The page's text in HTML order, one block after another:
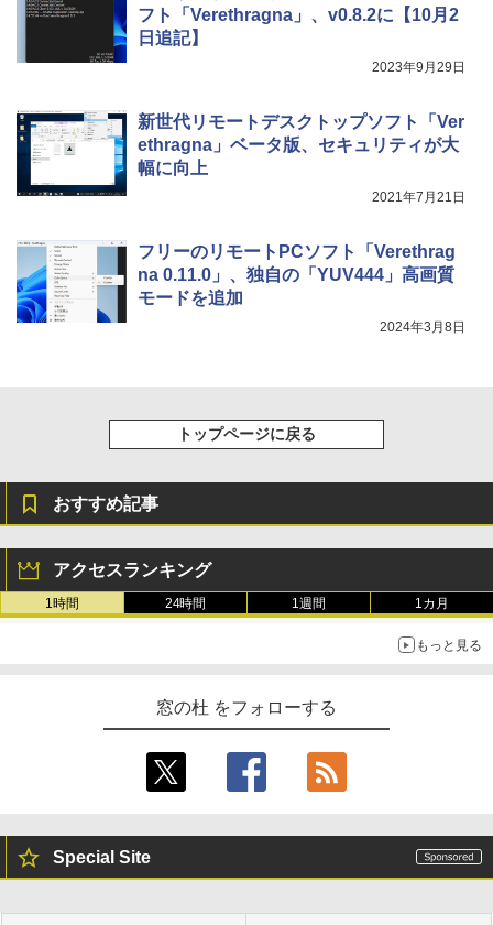
フト「Verethragna」、v0.8.2に【10月2
日追記】
2023年9月29日
新世代リモートデスクトップソフト「Ver
ethragna」ベータ版、セキュリティが大
幅に向上
2021年7月21日
フリーのリモートPCソフト「Verethrag
na 0.11.0」、独自の「YUV444」高画質
モードを追加
2024年3月8日
トップページに戻る
おすすめ記事
アクセスランキング
1時間 24時間 1週間 1カ月
もっと見る
窓の杜 をフォローする
Special Site